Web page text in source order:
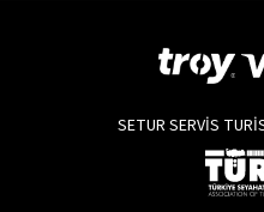
SETUR SERVİS